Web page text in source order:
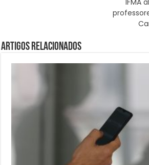
IFMA
Artigos Relacionados